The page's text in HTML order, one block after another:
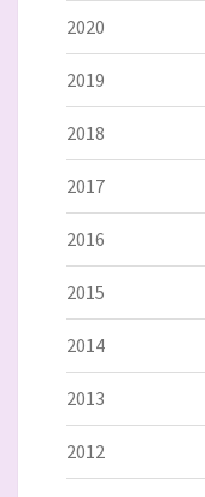
2020
2019
2018
2017
2016
2015
2014
2013
2012